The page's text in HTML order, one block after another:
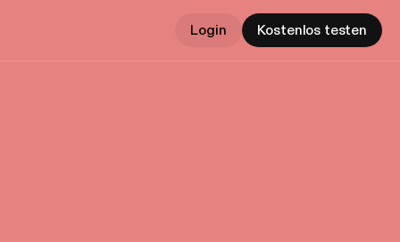
Login Kostenlos testen